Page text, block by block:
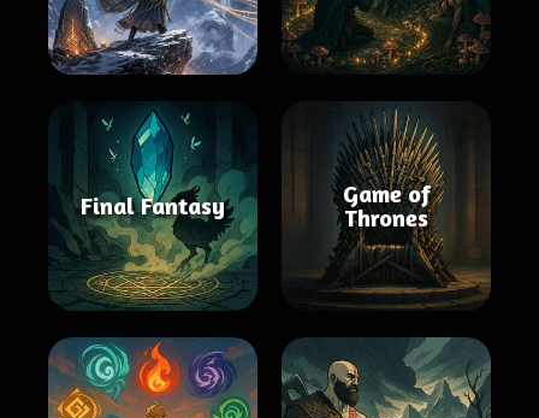
Final Fantasy
Game of
Thrones